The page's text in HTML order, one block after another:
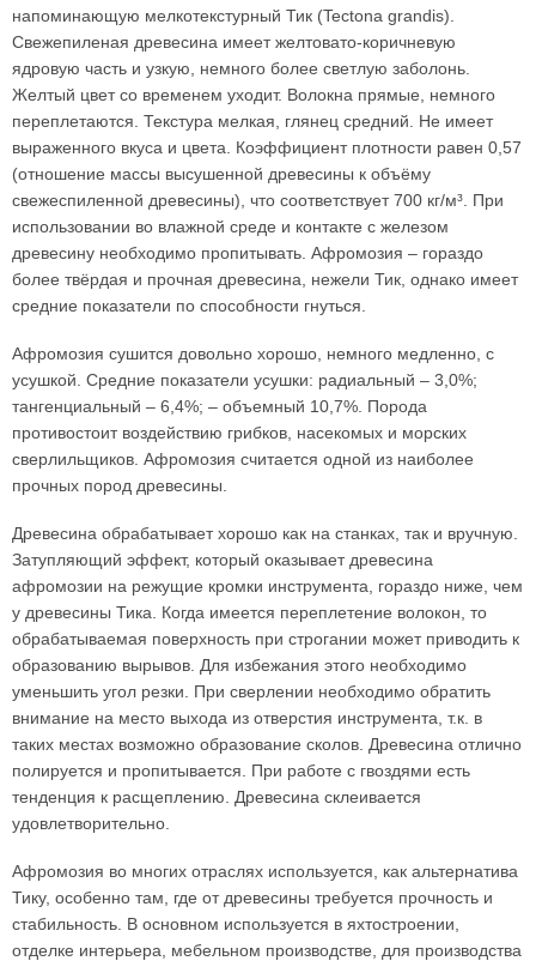
напоминающую мелкотекстурный Тик (Tectona grandis).
Свежепиленая древесина имеет желтовато-коричневую
ядровую часть и узкую, немного более светлую заболонь.
Желтый цвет со временем уходит. Волокна прямые, немного
переплетаются. Текстура мелкая, глянец средний. Не имеет
выраженного вкуса и цвета. Коэффициент плотности равен 0,57
(отношение массы высушенной древесины к объёму
свежеспиленной древесины), что соответствует 700 кг/м³. При
использовании во влажной среде и контакте с железом
древесину необходимо пропитывать. Афромозия – гораздо
более твёрдая и прочная древесина, нежели Тик, однако имеет
средние показатели по способности гнуться.
Афромозия сушится довольно хорошо, немного медленно, с
усушкой. Средние показатели усушки: радиальный – 3,0%;
тангенциальный – 6,4%; – объемный 10,7%. Порода
противостоит воздействию грибков, насекомых и морских
сверлильщиков. Афромозия считается одной из наиболее
прочных пород древесины.
Древесина обрабатывает хорошо как на станках, так и вручную.
Затупляющий эффект, который оказывает древесина
афромозии на режущие кромки инструмента, гораздо ниже, чем
у древесины Тика. Когда имеется переплетение волокон, то
обрабатываемая поверхность при строгании может приводить к
образованию вырывов. Для избежания этого необходимо
уменьшить угол резки. При сверлении необходимо обратить
внимание на место выхода из отверстия инструмента, т.к. в
таких местах возможно образование сколов. Древесина отлично
полируется и пропитывается. При работе с гвоздями есть
тенденция к расщеплению. Древесина склеивается
удовлетворительно.
Афромозия во многих отраслях используется, как альтернатива
Тику, особенно там, где от древесины требуется прочность и
стабильность. В основном используется в яхтостроении,
отделке интерьера, мебельном производстве, для производства